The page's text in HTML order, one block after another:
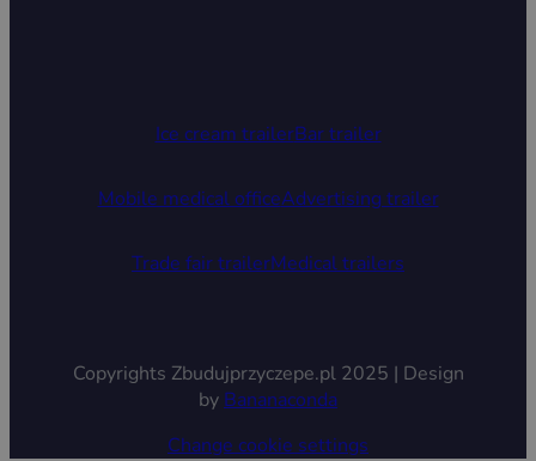
Ice cream trailerBar trailer
Mobile medical officeAdvertising trailer
Trade fair trailerMedical trailers
Copyrights Zbudujprzyczepe.pl 2025 | Design
by Bananaconda
Change cookie settings